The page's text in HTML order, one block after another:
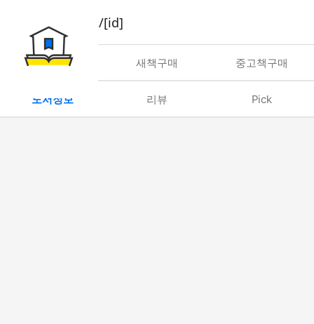
book/rent/[id]
대여 새책구매 중고책구매
도서정보 리뷰 Pick